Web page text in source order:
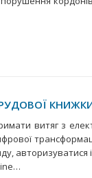
витяг з
авторизуватися